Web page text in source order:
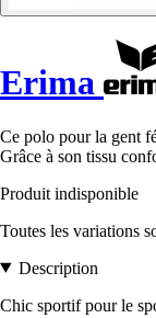
Erima
Ce polo pour la gent
Grâce à son tissu
Produit indisponible
Toutes les variations
Description
Chic sportif pour le